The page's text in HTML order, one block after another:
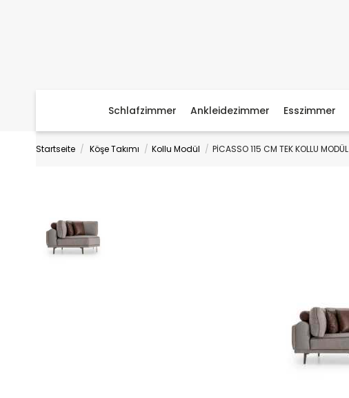
Schlafzimmer Ankleidezimmer Esszimmer
Startseite Köşe Takımı Kollu Modül PİCASSO 115 CM TEK KOLLU MODÜL